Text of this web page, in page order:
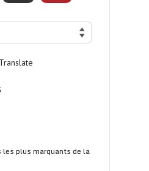
Translate
les plus marquants de la